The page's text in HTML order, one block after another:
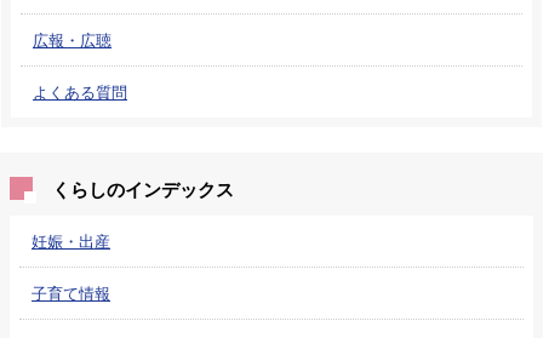
広報・広聴
よくある質問
くらしのインデックス
妊娠・出産
子育て情報